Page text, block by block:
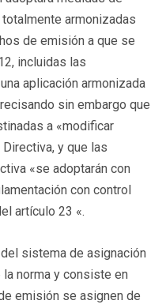
armonizadas
de emisión a que se
incluidas las
aplicación armonizada
sin embargo que
a «modificar
y que las
«se adoptarán con
con control
artículo 23 «.
sistema de asignación
norma y consiste en
emisión se asignen de